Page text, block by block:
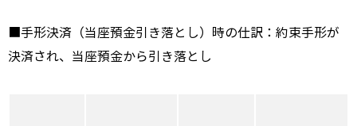
■手形決済（当座預金引き落とし）時の仕訳：約束手形が
決済され、当座預金から引き落とし